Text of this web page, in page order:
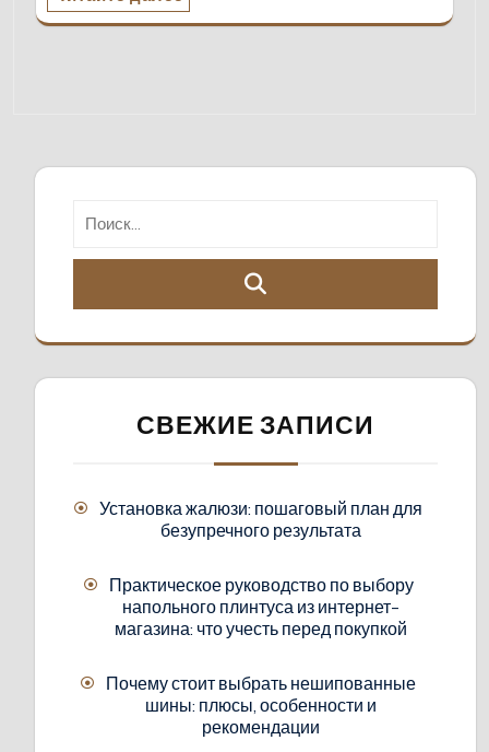
СВЕЖИЕ ЗАПИСИ
Установка жалюзи: пошаговый план для
безупречного результата
Практическое руководство по выбору
напольного плинтуса из интернет-
магазина: что учесть перед покупкой
Почему стоит выбрать нешипованные
шины: плюсы, особенности и
рекомендации